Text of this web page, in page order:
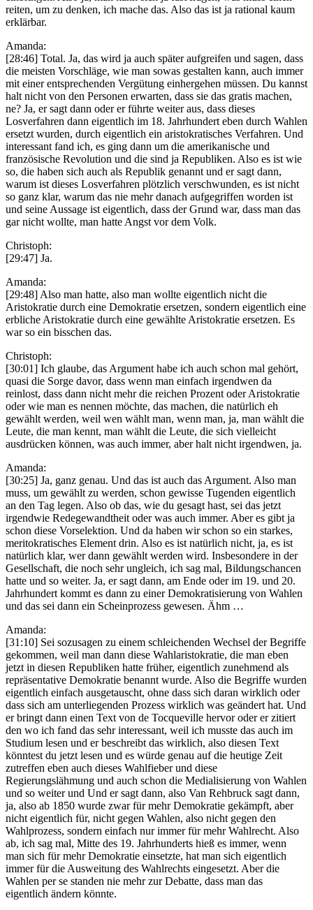
reiten, um zu denken, ich mache das. Also das ist ja rational kaum
erklärbar.
Amanda:
[28:46] Total. Ja, das wird ja auch später aufgreifen und sagen, dass
die meisten Vorschläge, wie man sowas gestalten kann, auch immer
mit einer entsprechenden Vergütung einhergehen müssen. Du kannst
halt nicht von den Personen erwarten, dass sie das gratis machen,
ne? Ja, er sagt dann oder er führte weiter aus, dass dieses
Losverfahren dann eigentlich im 18. Jahrhundert eben durch Wahlen
ersetzt wurden, durch eigentlich ein aristokratisches Verfahren. Und
interessant fand ich, es ging dann um die amerikanische und
französische Revolution und die sind ja Republiken. Also es ist wie
so, die haben sich auch als Republik genannt und er sagt dann,
warum ist dieses Losverfahren plötzlich verschwunden, es ist nicht
so ganz klar, warum das nie mehr danach aufgegriffen worden ist
und seine Aussage ist eigentlich, dass der Grund war, dass man das
gar nicht wollte, man hatte Angst vor dem Volk.
Christoph:
[29:47] Ja.
Amanda:
[29:48] Also man hatte, also man wollte eigentlich nicht die
Aristokratie durch eine Demokratie ersetzen, sondern eigentlich eine
erbliche Aristokratie durch eine gewählte Aristokratie ersetzen. Es
war so ein bisschen das.
Christoph:
[30:01] Ich glaube, das Argument habe ich auch schon mal gehört,
quasi die Sorge davor, dass wenn man einfach irgendwen da
reinlost, dass dann nicht mehr die reichen Prozent oder Aristokratie
oder wie man es nennen möchte, das machen, die natürlich eh
gewählt werden, weil wen wählt man, wenn man, ja, man wählt die
Leute, die man kennt, man wählt die Leute, die sich vielleicht
ausdrücken können, was auch immer, aber halt nicht irgendwen, ja.
Amanda:
[30:25] Ja, ganz genau. Und das ist auch das Argument. Also man
muss, um gewählt zu werden, schon gewisse Tugenden eigentlich
an den Tag legen. Also ob das, wie du gesagt hast, sei das jetzt
irgendwie Redegewandtheit oder was auch immer. Aber es gibt ja
schon diese Vorselektion. Und da haben wir schon so ein starkes,
meritokratisches Element drin. Also es ist natürlich nicht, ja, es ist
natürlich klar, wer dann gewählt werden wird. Insbesondere in der
Gesellschaft, die noch sehr ungleich, ich sag mal, Bildungschancen
hatte und so weiter. Ja, er sagt dann, am Ende oder im 19. und 20.
Jahrhundert kommt es dann zu einer Demokratisierung von Wahlen
und das sei dann ein Scheinprozess gewesen. Ähm …
Amanda:
[31:10] Sei sozusagen zu einem schleichenden Wechsel der Begriffe
gekommen, weil man dann diese Wahlaristokratie, die man eben
jetzt in diesen Republiken hatte früher, eigentlich zunehmend als
repräsentative Demokratie benannt wurde. Also die Begriffe wurden
eigentlich einfach ausgetauscht, ohne dass sich daran wirklich oder
dass sich am unterliegenden Prozess wirklich was geändert hat. Und
er bringt dann einen Text von de Tocqueville hervor oder er zitiert
den wo ich fand das sehr interessant, weil ich musste das auch im
Studium lesen und er beschreibt das wirklich, also diesen Text
könntest du jetzt lesen und es würde genau auf die heutige Zeit
zutreffen eben auch dieses Wahlfieber und diese
Regierungslähmung und auch schon die Medialisierung von Wahlen
und so weiter und Und er sagt dann, also Van Rehbruck sagt dann,
ja, also ab 1850 wurde zwar für mehr Demokratie gekämpft, aber
nicht eigentlich für, nicht gegen Wahlen, also nicht gegen den
Wahlprozess, sondern einfach nur immer für mehr Wahlrecht. Also
ab, ich sag mal, Mitte des 19. Jahrhunderts hieß es immer, wenn
man sich für mehr Demokratie einsetzte, hat man sich eigentlich
immer für die Ausweitung des Wahlrechts eingesetzt. Aber die
Wahlen per se standen nie mehr zur Debatte, dass man das
eigentlich ändern könnte.